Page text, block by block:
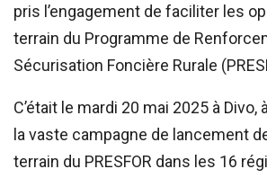
pris l’engagement de faciliter les
terrain du Programme de
Sécurisation Foncière Rurale
C’était le mardi 20 mai 2025 à Divo,
la vaste campagne de lancement
terrain du PRESFOR dans les 16